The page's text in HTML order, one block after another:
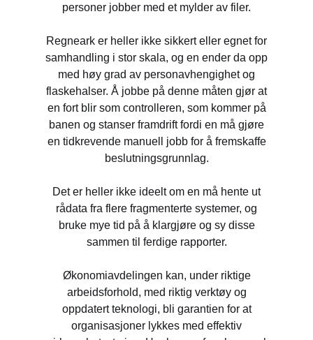
personer jobber med et mylder av filer.
Regneark er heller ikke sikkert eller egnet for
samhandling i stor skala, og en ender da opp
med høy grad av personavhengighet og
flaskehalser. Å jobbe på denne måten gjør at
en fort blir som controlleren, som kommer på
banen og stanser framdrift fordi en må gjøre
en tidkrevende manuell jobb for å fremskaffe
beslutningsgrunnlag.
Det er heller ikke ideelt om en må hente ut
rådata fra flere fragmenterte systemer, og
bruke mye tid på å klargjøre og sy disse
sammen til ferdige rapporter.
Økonomiavdelingen kan, under riktige
arbeidsforhold, med riktig verktøy og
oppdatert teknologi, bli garantien for at
organisasjoner lykkes med effektiv